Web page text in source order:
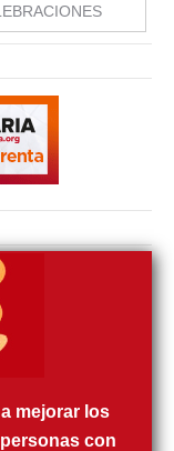
mejorar los
con